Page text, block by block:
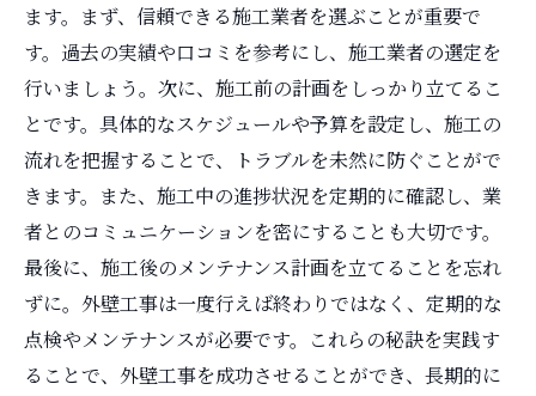
ます。まず、信頼できる施工業者を選ぶことが重要で
す。過去の実績や口コミを参考にし、施工業者の選定を
行いましょう。次に、施工前の計画をしっかり立てるこ
とです。具体的なスケジュールや予算を設定し、施工の
流れを把握することで、トラブルを未然に防ぐことがで
きます。また、施工中の進捗状況を定期的に確認し、業
者とのコミュニケーションを密にすることも大切です。
最後に、施工後のメンテナンス計画を立てることを忘れ
ずに。外壁工事は一度行えば終わりではなく、定期的な
点検やメンテナンスが必要です。これらの秘訣を実践す
ることで、外壁工事を成功させることができ、長期的に